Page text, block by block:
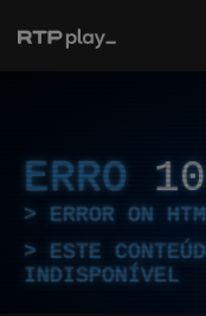
ERRO
ERROR ON
ESTE
INDISPONÍVEL